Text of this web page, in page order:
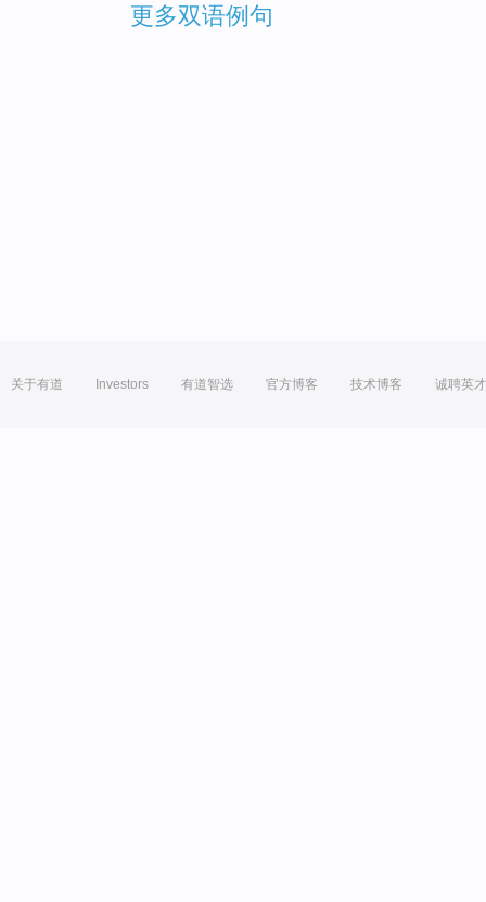
更多双语例句
关于有道 Investors 有道智选 官方博客 技术博客 诚聘英才